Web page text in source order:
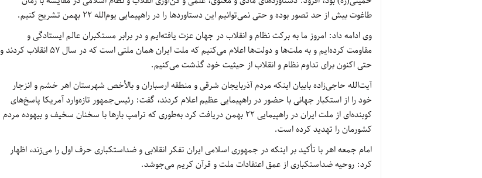
طاغوت بیش از حد تصور بوده و حتی نمی‌توانیم این دستاوردها را در راهپیمایی یوم‌الله 22 بهمن تشریح کنیم.
وی ادامه داد: امروز ما به برکت نظام و انقلاب در جهان عزت یافته‌ایم و در برابر مستکبران عالم ایستادگی و
مقاومت کرده‌ایم و به ملت‌ها و دولت‌ها اعلام می‌کنیم که ملت ایران همان ملتی است که در سال 57 انقلاب کردند و
حتی اکنون برای تداوم نظام و انقلاب از حیثیت خود گذشت می‌کنیم.
آیت‌الله حاجی‌زاده بابیان اینکه مردم آذربایجان شرقی و منطقه ارسباران و بالأخص شهرستان اهر خشم و انزجار
خود را از استکبار جهانی با حضور در راهپیمایی عظیم اعلام کردند، گفت: رئیس‌جمهور تازه‌وارد آمریکا پاسخ‌های
کوبنده‌ای از ملت ایران در راهپیمایی 22 بهمن دریافت کرد به‌طوری که ترامپ بارها با سخنان سخیف و بیهوده مردم
کشورمان را تهدید کرده است.
امام جمعه اهر با تأکید بر اینکه در جمهوری اسلامی ایران تفکر انقلابی و ضداستکباری حرف اول را می‌زند، اظهار
کرد: روحیه ضداستکباری از عمق اعتقادات ملت و قرآن کریم می‌جوشد.